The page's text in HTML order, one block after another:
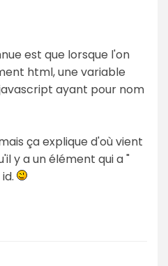
est que lorsque l'on
html, une variable
ayant pour nom
ça explique d'où vient
y a un élément qui a "